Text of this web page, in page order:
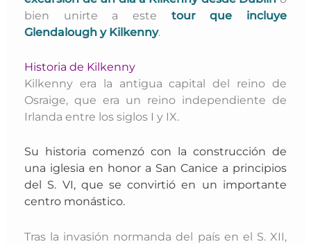
bien unirte a este tour que incluye
Glendalough y Kilkenny.
Historia de Kilkenny
Kilkenny era la antigua capital del reino de
Osraige, que era un reino independiente de
Irlanda entre los siglos I y IX.
Su historia comenzó con la construcción de
una iglesia en honor a San Canice a principios
del S. VI, que se convirtió en un importante
centro monástico.
Tras la invasión normanda del país en el S. XII,